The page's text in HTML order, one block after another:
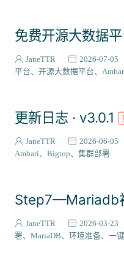
成神之路
集成案例
核心代码
免费开源大数据
JaneTTR 2026-07-05
平台
开源大数据平台
更新日志 · v3.0.1
JaneTTR 2026-06-05
Ambari
Bigtop 集群部署
Step7—Mariadb
JaneTTR 2026-03-23
署
MariaDB 环境准备 一